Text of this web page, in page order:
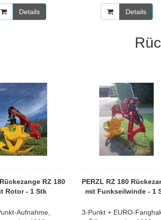
Details Details
RZ 180
Rotor - 1 Stk
Aufnahme,
PERZL RZ 180
mit Funkseilwinde - 1
3-Punkt + EURO-